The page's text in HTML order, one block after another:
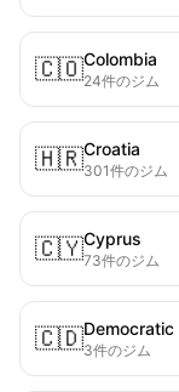
🇨🇴Colombia
24件のジム
🇭🇷Croatia
301件のジム
🇨🇾Cyprus
73件のジム
🇨🇩3件のジム